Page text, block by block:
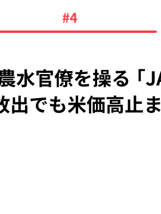
#4
水官僚を操る 「
出でも米価高止